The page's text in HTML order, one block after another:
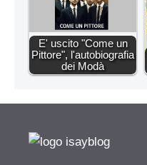
E' uscito "Come un
Pittore", l'autobiografia
dei Modà